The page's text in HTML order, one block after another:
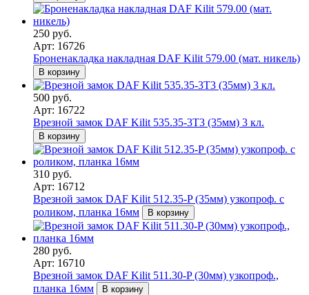
250 руб.
Арт: 16726
Броненакладка накладная DAF Kilit 579.00 (мат. никель)
В корзину
500 руб.
Арт: 16722
Врезной замок DAF Kilit 535.35-3T3 (35мм) 3 кл.
В корзину
310 руб.
Арт: 16712
Врезной замок DAF Kilit 512.35-P (35мм) узкопроф. с
роликом, планка 16мм
В корзину
280 руб.
Арт: 16710
Врезной замок DAF Kilit 511.30-P (30мм) узкопроф.,
планка 16мм
В корзину